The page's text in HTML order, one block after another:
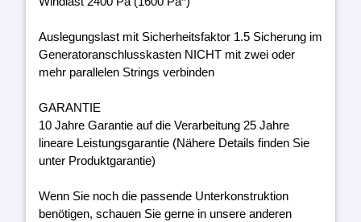
Auslegungslast mit Sicherheitsfaktor 1.5 Sicherung im
Generatoranschlusskasten NICHT mit zwei oder
mehr parallelen Strings verbinden
GARANTIE
10 Jahre Garantie auf die Verarbeitung 25 Jahre
lineare Leistungsgarantie (Nähere Details finden Sie
unter Produktgarantie)
Wenn Sie noch die passende Unterkonstruktion
benötigen, schauen Sie gerne in unsere anderen